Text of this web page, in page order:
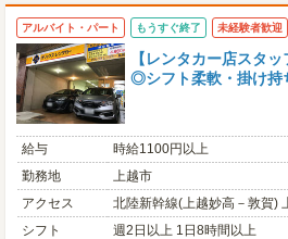
アルバイト・パート もうすぐ終了 未経験者歓迎
【レンタカー店スタ
◎シフト柔軟・掛け持
給与
時給1100円以上
勤務地
上越市
アクセス
北陸新幹線(上越妙高－敦賀)
シフト
週2日以上 1日8時間以上